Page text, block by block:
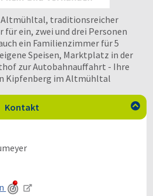
traditionsreicher
ein, zwei und drei Personen
ein Familienzimmer für 5
Speisen, Marktplatz in der
zur Autobahnauffahrt - Ihre
Kipfenberg im Altmühltal
Kontakt 